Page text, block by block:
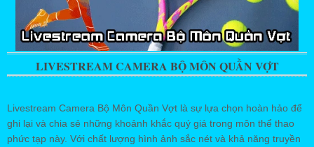
LIVESTREAM CAMERA BỘ MÔN QUẦN VỢT
Livestream Camera Bộ Môn Quần Vợt là sự lựa chọn hoàn hảo để
ghi lại và chia sẻ những khoảnh khắc quý giá trong môn thể thao
phức tạp này. Với chất lượng hình ảnh sắc nét và khả năng truyền